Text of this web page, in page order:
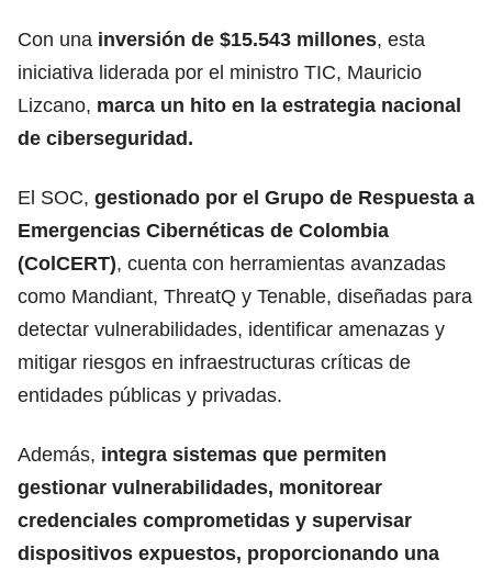
Con una inversión de $15.543 millones, esta
iniciativa liderada por el ministro TIC, Mauricio
Lizcano, marca un hito en la estrategia nacional
de ciberseguridad.
El SOC, gestionado por el Grupo de Respuesta a
Emergencias Cibernéticas de Colombia
(ColCERT), cuenta con herramientas avanzadas
como Mandiant, ThreatQ y Tenable, diseñadas para
detectar vulnerabilidades, identificar amenazas y
mitigar riesgos en infraestructuras críticas de
entidades públicas y privadas.
Además, integra sistemas que permiten
gestionar vulnerabilidades, monitorear
credenciales comprometidas y supervisar
dispositivos expuestos, proporcionando una